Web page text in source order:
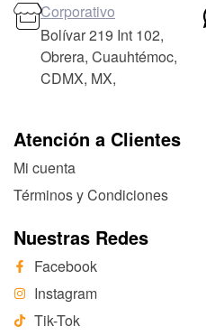
Atención a Clientes
Mi cuenta
Términos y Condiciones
Nuestras Redes
Facebook
Instagram
Tik-Tok
Corporativo
Bolívar 219 Int 102,
Obrera, Cuauhtémoc,
CDMX, MX,